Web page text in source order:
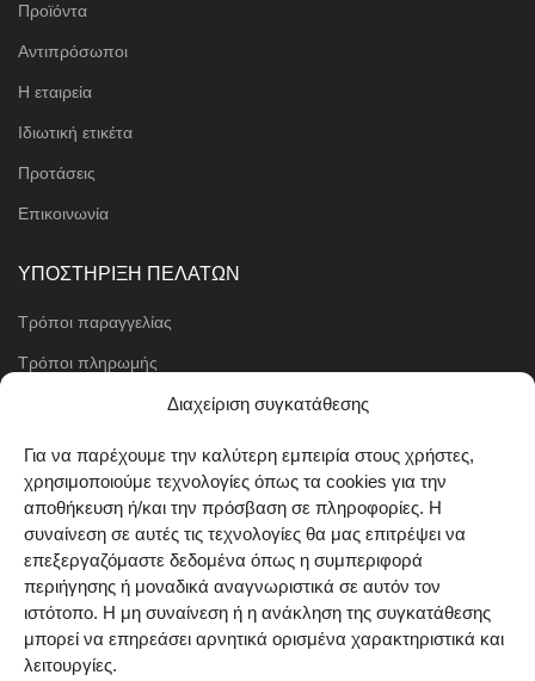
Διαχείριση συγκατάθεσης
Για να παρέχουμε την καλύτερη εμπειρία στους χρήστες,
χρησιμοποιούμε τεχνολογίες όπως τα cookies για την
αποθήκευση ή/και την πρόσβαση σε πληροφορίες. Η
συναίνεση σε αυτές τις τεχνολογίες θα μας επιτρέψει να
επεξεργαζόμαστε δεδομένα όπως η συμπεριφορά
περιήγησης ή μοναδικά αναγνωριστικά σε αυτόν τον
ιστότοπο. Η μη συναίνεση ή η ανάκληση της συγκατάθεσης
μπορεί να επηρεάσει αρνητικά ορισμένα χαρακτηριστικά και
λειτουργίες.
Προϊόντα
Αντιπρόσωποι
Η εταιρεία
Ιδιωτική ετικέτα
Προτάσεις
Επικοινωνία
ΥΠΟΣΤΗΡΙΞΗ ΠΕΛΑΤΩΝ
Τρόποι παραγγελίας
Τρόποι πληρωμής
Μέθοδοι αποστολής
Όροι χρήσης
Cookie Policy (EU)
ΑΚΟΛΟΥΘΗΣΤΕ ΜΑΣ